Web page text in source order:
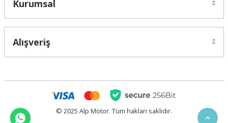
Kurumsal
Alışveriş
© 2025 Alp Motor. Tüm hakları saklıdır.